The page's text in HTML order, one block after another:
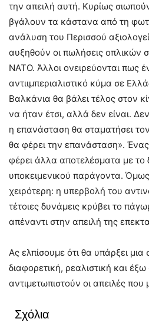
την απειλή αυτή. Κυρίως
βγάλουν τα κάστανα από τη
ανάλυση του Περισσού
αυξηθούν οι πωλήσεις οπλικών
ΝΑΤΟ. Άλλοι ονειρεύονται πως
αντιιμπεριαλιστικό κύμα σε
Βαλκάνια θα βάλει τέλος στον
να ήταν έτσι, αλλά δεν είναι.
η επανάσταση θα σταματήσει
θα φέρει την επανάσταση».
φέρει άλλα αποτελέσματα με το
υποκειμενικού παράγοντα.
χειρότερη: η υπερβολή του
τέτοιες δυνάμεις κρύβει το
απέναντι στην απειλή της
Ας ελπίσουμε ότι θα υπάρξει μια
διαφορετική, ρεαλιστική και
αντιμετωπιστούν οι απειλές
Σχόλια